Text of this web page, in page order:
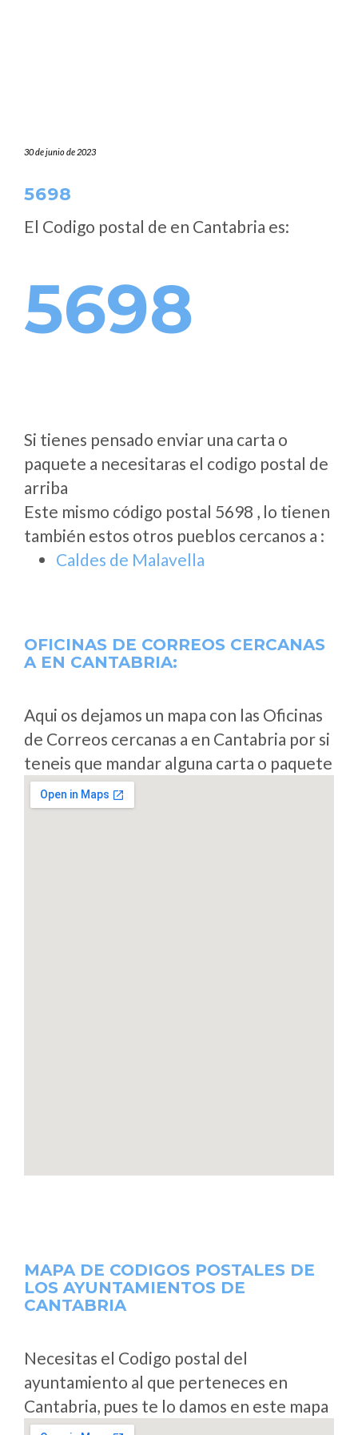
30 de junio de 2023
5698
El Codigo postal de en Cantabria es:
5698
Si tienes pensado enviar una carta o
paquete a necesitaras el codigo postal de
arriba
Este mismo código postal 5698 , lo tienen
también estos otros pueblos cercanos a :
Caldes de Malavella
OFICINAS DE CORREOS CERCANAS
A EN CANTABRIA:
Aqui os dejamos un mapa con las Oficinas
de Correos cercanas a en Cantabria por si
teneis que mandar alguna carta o paquete
MAPA DE CODIGOS POSTALES DE
LOS AYUNTAMIENTOS DE
CANTABRIA
Necesitas el Codigo postal del
ayuntamiento al que perteneces en
Cantabria, pues te lo damos en este mapa